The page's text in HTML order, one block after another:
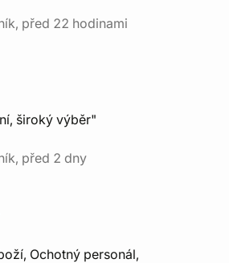
před 22 hodinami
široký výběr"
před 2 dny
Ochotný personál,